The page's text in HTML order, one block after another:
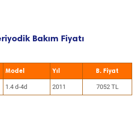
Bakım Fiyatı
Model Yıl
1.4 d-4d 2011 7052 TL